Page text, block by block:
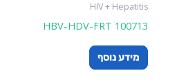
HIV + Hepatitis
HBV-HDV-FRT 100713
מידע נוסף